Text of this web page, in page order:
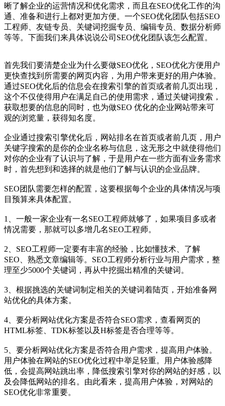
晰了解企业的运营情况和优化需求，而且在SEO优化工作的沟
通、准备和进行上都对更加方便。一个SEO优化团队包括SEO
工程师、友链专员、关键词挖掘专员、编辑专员、数据分析师
等等。下面我们来具体说说公司SEO优化团队该怎么配置。
首先我们要清楚企业为什么要做SEO优化，SEO优化方便用户
更快查找到所需要的网页内容，为用户带来更好的用户体验。
通过SEO优化后的信息会在搜索引擎的首页或者前几页出现，
这个不仅使得用户在满足自己的使用需求，通过关键词搜索，
获取想要的信息的同时，也为做SEO 优化的企业网站带来可
观的浏览量，获得知名度。
企业通过搜索引擎优化后，网站排名在首页或者前几页，用户
关键字搜索的是你的企业名称与信息，这无形之中就使得他们
对你的企业有了认识与了解，于是用户在一些方面有业务需求
时，首先想到和选择的就是他们了解与认识的企业品牌。
SEO团队需要怎样的配置，这要根据每个企业的具体情况与项
目预算来具体配置。
1、一般一家企业有一名SEO工程师就够了，如果项目多或者
情况需要，那就可以多增几名SEO工程师。
2、SEO工程师一定要有丰富的经验，比如懂技术、了解
SEO、熟悉文章编辑等。SEO工程师分析行业与用户需求，整
理至少5000个关键词，再从中挖掘出精准的关键词。
3、根据挑选的关键词制定相关的关键词着陆页，开始准备网
站优化的具体方案。
4、要分析网站优化方案是否符合SEO需求，查看网页的
HTML标签、TDK标签以及H标签是否合理等等。
5、要分析网站优化方案是否符合用户需求，提高用户体验。
用户体验在网站的SEO优化过程中举足轻重。用户体验感降
低，会提高网站跳出率，降低搜索引擎对你的网站的好感，以
及会降低网站的排名。由此看来，提高用户体验，对网站的
SEO优化非常重要。